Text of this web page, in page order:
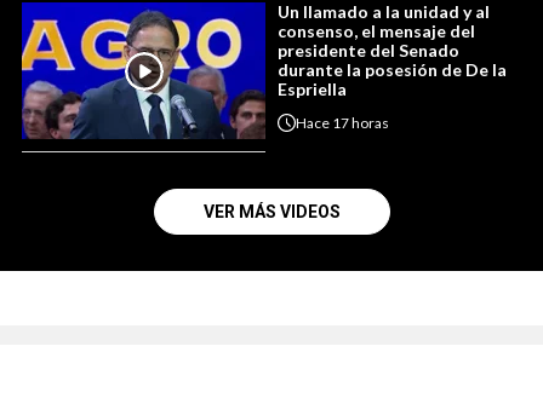
Un llamado a la unidad y al
consenso, el mensaje del
presidente del Senado
durante la posesión de De la
Espriella
Hace 17 horas
VER MÁS VIDEOS